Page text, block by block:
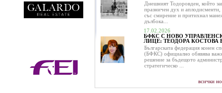
Днешният Тодоровден, който
празничен дух и аплодисменти,
със смирение и притихнал
дълбока...
17.02.2026
БФКС С НОВО
ЛИЦЕ: ТЕОДОРА КОСТОВА
Българската федерация конен
(БФКС) официално обявява
решение за бъдещото
стратегическо ...
всички